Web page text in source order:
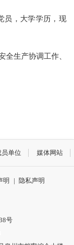
员，大学学历，现
全生产协调工作、
单位 媒体网站
明 | 隐私声明
号